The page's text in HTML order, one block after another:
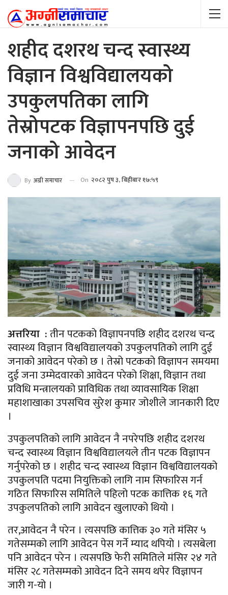
शहीद दशरथ चन्द स्वास्थ्य
विज्ञान विश्वविद्यालयको
उपकुलपतिका लागि
तेस्रोपटक विज्ञापनपछि दुई
जनाको आवेदन
By अग्नी समाचार On २०८२ पुष ३, बिहीबार १७:५९
अत्तरिया :तीन पटकको विज्ञापनपछि शहीद दशरथ चन्द
स्वास्थ्य विज्ञान विश्वविद्यालयको उपकुलपतिको लागि दुई
जनाको आवेदन परेको छ । तेस्रो पटकको विज्ञापन समयमा
दुई जना उम्मेदवारको आवेदन परेको शिक्षा, विज्ञान तथा
प्रविधि मन्त्रालयको प्राविधिक तथा व्यावसायिक शिक्षा
महाशाखाका उपसचिव सुरेश कुमार जोशीले जानकारी दिए
।
उपकुलपतिको लागि आवेदन नै नपरेपछि शहीद दशरथ
चन्द स्वास्थ्य विज्ञान विश्वविद्यालयले तीन पटक विज्ञापन
गर्नुपरेको छ । शहीद चन्द स्वास्थ्य विज्ञान विश्वविद्यालयको
उपकुलपति पदमा नियुक्तिको लागि नाम सिफारिस गर्न
गठित सिफारिस समितिले पहिलो पटक कात्तिक १६ गते
उपकुलपतिको लागि आवेदन खुलाएको थियो ।
तर,आवेदन नै परेन । त्यसपछि कात्तिक ३० गते मंसिर ५
गतेसम्मको लागि आवेदन पेस गर्ने म्याद थपियो । त्यसबेला
पनि आवेदन परेन । त्यसपछि फेरी समितिले मंसिर २४ गते
मंसिर २८ गतेसम्मको आवेदन दिने समय थपेर विज्ञापन
जारी ग-यो ।